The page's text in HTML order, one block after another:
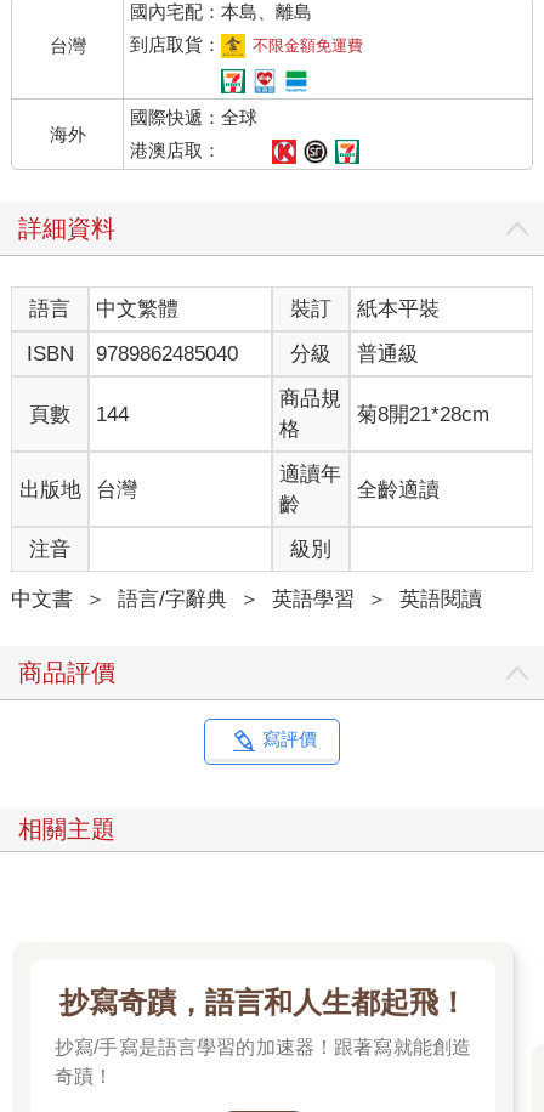
台灣
國內宅配：本島、離島
到店取貨：
不限金額免運費
海外
國際快遞：全球
港澳店取：
詳細資料
語言 中文繁體 裝訂
紙本平裝
ISBN
9789862485040 分級 普通級
頁數 144
商品規
格
菊8開21*28cm
出版地 台灣
適讀年
齡
全齡適讀
注音 級別
中文書 ＞ 語言/字辭典 ＞ 英語學習 ＞ 英語閱讀
商品評價
寫評價
相關主題
抄寫奇蹟，語言和人生都起飛！
抄寫/手寫是語言學習的加速器！跟著寫就能創造
奇蹟！